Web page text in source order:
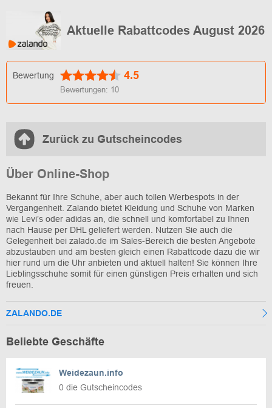
Aktuelle Rabattcodes August 2026
Bewertung 4.5
Bewertungen: 10
Zurück zu Gutscheincodes
Über Online-Shop
Bekannt für Ihre Schuhe, aber auch tollen Werbespots in der
Vergangenheit. Zalando bietet Kleidung und Schuhe von Marken
wie Levi’s oder adidas an, die schnell und komfortabel zu Ihnen
nach Hause per DHL geliefert werden. Nutzen Sie auch die
Gelegenheit bei zalado.de im Sales-Bereich die besten Angebote
abzustauben und am besten gleich einen Rabattcode dazu die wir
hier rund um die Uhr anbieten und aktuell halten! Sie können Ihre
Lieblingsschuhe somit für einen günstigen Preis erhalten und sich
freuen.
ZALANDO.DE
Beliebte Geschäfte
Weidezaun.info
0 die Gutscheincodes